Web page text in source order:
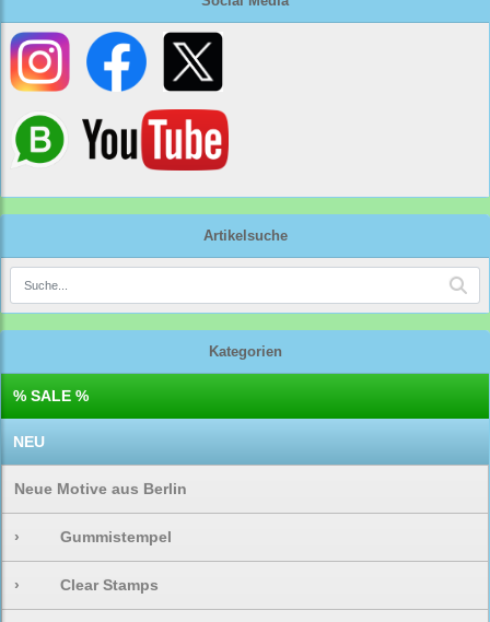
Artikelsuche
Kategorien
% SALE %
NEU
Neue Motive aus Berlin
› Gummistempel
› Clear Stamps